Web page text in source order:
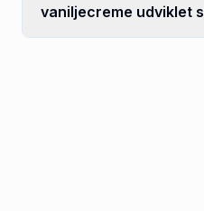
vaniljecreme udviklet